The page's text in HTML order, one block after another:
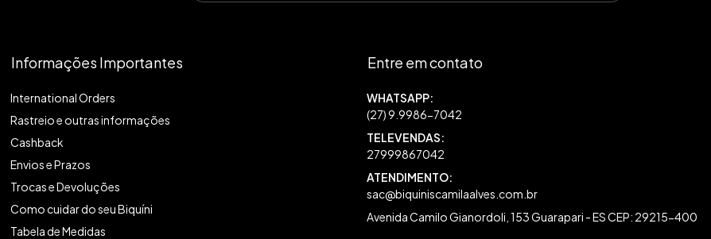
Informações Importantes
International Orders
Rastreio e outras informações
Cashback
Envios e Prazos
Trocas e Devoluções
Como cuidar do seu Biquíni
Tabela de Medidas
Entre em contato
27999867042
sac@biquiniscamilaalves.com.br
Avenida Camilo Gianordoli, 153 Guarapari - ES CEP: 29215-400